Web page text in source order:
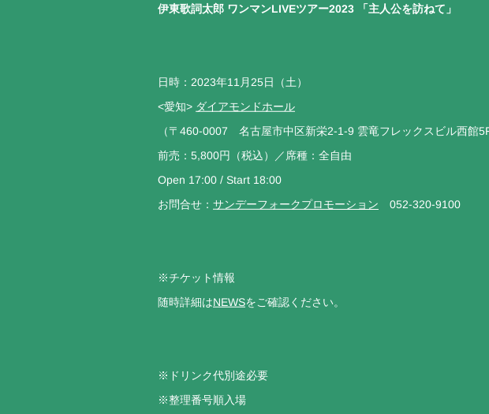
伊東歌詞太郎 ワンマンLIVEツアー2023 「主人公を訪ねて」
日時：2023年11月25日（土）
<愛知> ダイアモンドホール
（〒460-0007 名古屋市中区新栄2-1-9 雲竜フレックスビル西館5F
前売：5,800円（税込）／席種：全自由
Open 17:00 / Start 18:00
お問合せ： サンデーフォークプロモーション 052-320-9100
※チケット情報
随時詳細はNEWSをご確認ください。
※ドリンク代別途必要
※整理番号順入場